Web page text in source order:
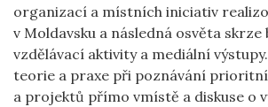
organizací a místních iniciativ
v Moldavsku a následná osvěta skrze
vzdělávací aktivity a mediální
teorie a praxe při poznávání
a projektů přímo vmístě a diskuse o